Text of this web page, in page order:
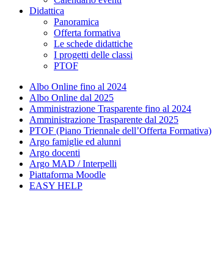
Didattica
Panoramica
Offerta formativa
Le schede didattiche
I progetti delle classi
PTOF
Albo Online fino al 2024
Albo Online dal 2025
Amministrazione Trasparente fino al 2024
Amministrazione Trasparente dal 2025
PTOF (Piano Triennale dell’Offerta Formativa)
Argo famiglie ed alunni
Argo docenti
Argo MAD / Interpelli
Piattaforma Moodle
EASY HELP